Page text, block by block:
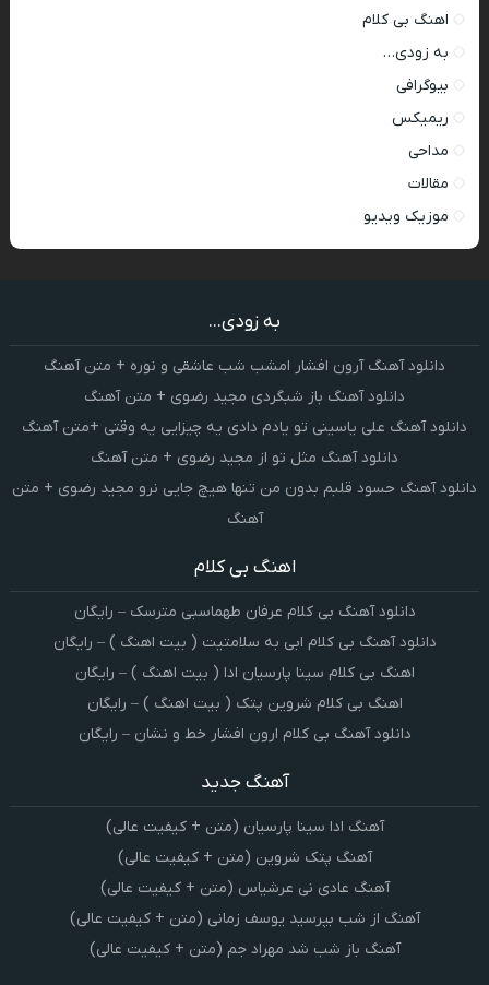
اهنگ بی کلام
به زودی…
بیوگرافی
ریمیکس
مداحی
مقالات
موزیک ویدیو
به زودی...
دانلود آهنگ آرون افشار امشب شب عاشقی و نوره + متن آهنگ
دانلود آهنگ باز شبگردی مجید رضوی + متن آهنگ
دانلود آهنگ علی یاسینی تو یادم دادی یه چیزایی یه وقتی +متن آهنگ
دانلود آهنگ مثل تو از مجید رضوی + متن آهنگ
دانلود آهنگ حسود قلبم بدون من تنها هیچ جایی نرو مجید رضوی + متن
آهنگ
اهنگ بی کلام
دانلود آهنگ بی کلام عرفان طهماسبی مترسک – رایگان
دانلود آهنگ بی کلام ابی به سلامتیت ( بیت اهنگ ) – رایگان
اهنگ بی کلام سینا پارسیان ادا ( بیت اهنگ ) – رایگان
اهنگ بی کلام شروین پتک ( بیت اهنگ ) – رایگان
دانلود آهنگ بی کلام ارون افشار خط و نشان – رایگان
آهنگ جدید
آهنگ ادا سینا پارسیان (متن + کیفیت عالی)
آهنگ پتک شروین (متن + کیفیت عالی)
آهنگ عادی نی عرشیاس (متن + کیفیت عالی)
آهنگ از شب بپرسید یوسف زمانی (متن + کیفیت عالی)
آهنگ باز شب شد مهراد جم (متن + کیفیت عالی)